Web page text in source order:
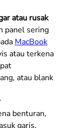
atau rusak
panel sering
MacBook
atau terkena
atau blank
benturan,
garis,